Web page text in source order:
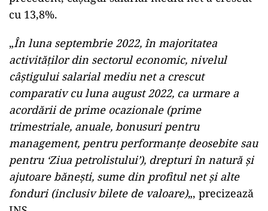
cu 13,8%.
„În luna septembrie 2022, în majoritatea
activităţilor din sectorul economic, nivelul
câştigului salarial mediu net a crescut
comparativ cu luna august 2022, ca urmare a
acordării de prime ocazionale (prime
trimestriale, anuale, bonusuri pentru
management, pentru performanţe deosebite sau
pentru ‘Ziua petrolistului’), drepturi în natură şi
ajutoare băneşti, sume din profitul net şi alte
fonduri (inclusiv bilete de valoare)„, precizează